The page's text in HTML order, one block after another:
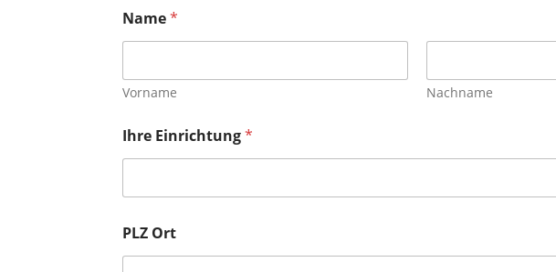
Name*
Vorname Nachname
a
c
r
c
h
t
Ihre Einrichtung*
PLZ Ort